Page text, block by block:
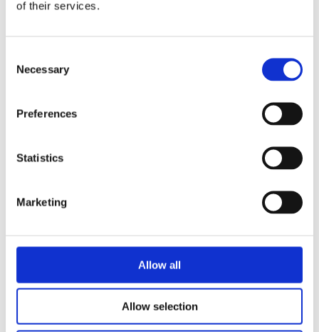
of their services.
Selection
Necessary
Preferences
Statistics
Marketing
Allow all
Allow selection